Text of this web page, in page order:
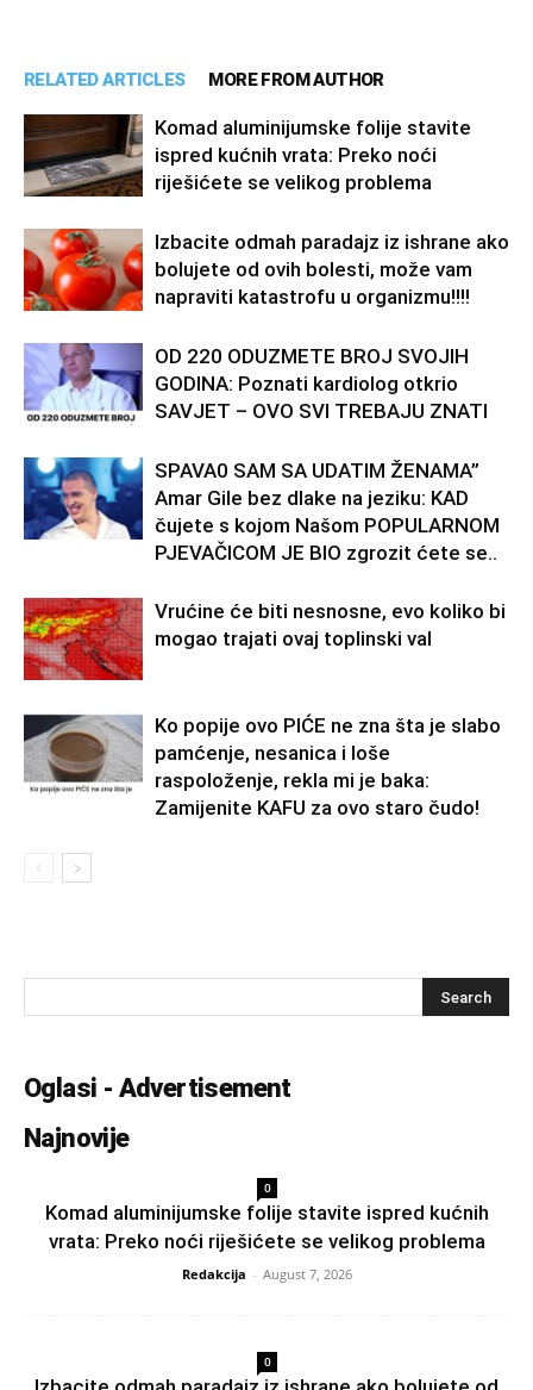
RELATED ARTICLES MORE FROM AUTHOR
Komad aluminijumske folije stavite
ispred kućnih vrata: Preko noći
riješićete se velikog problema
Izbacite odmah paradajz iz ishrane ako
bolujete od ovih bolesti, može vam
napraviti katastrofu u organizmu!!!!
OD 220 ODUZMETE BROJ SVOJIH
GODINA: Poznati kardiolog otkrio
SAVJET – OVO SVI TREBAJU ZNATI
SPAVA0 SAM SA UDATIM ŽENAMA”
Amar Gile bez dlake na jeziku: KAD
čujete s kojom Našom POPULARNOM
PJEVAČICOM JE BIO zgrozit ćete se..
Vrućine će biti nesnosne, evo koliko bi
mogao trajati ovaj toplinski val
Ko popije ovo PIĆE ne zna šta je slabo
pamćenje, nesanica i loše
raspoloženje, rekla mi je baka:
Zamijenite KAFU za ovo staro čudo!
Oglasi - Advertisement
Najnovije
0
Komad aluminijumske folije stavite ispred kućnih
vrata: Preko noći riješićete se velikog problema
Redakcija - August 7, 2026
0